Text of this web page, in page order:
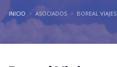
INICIO ASOCIADOS BOREAL VIAJES